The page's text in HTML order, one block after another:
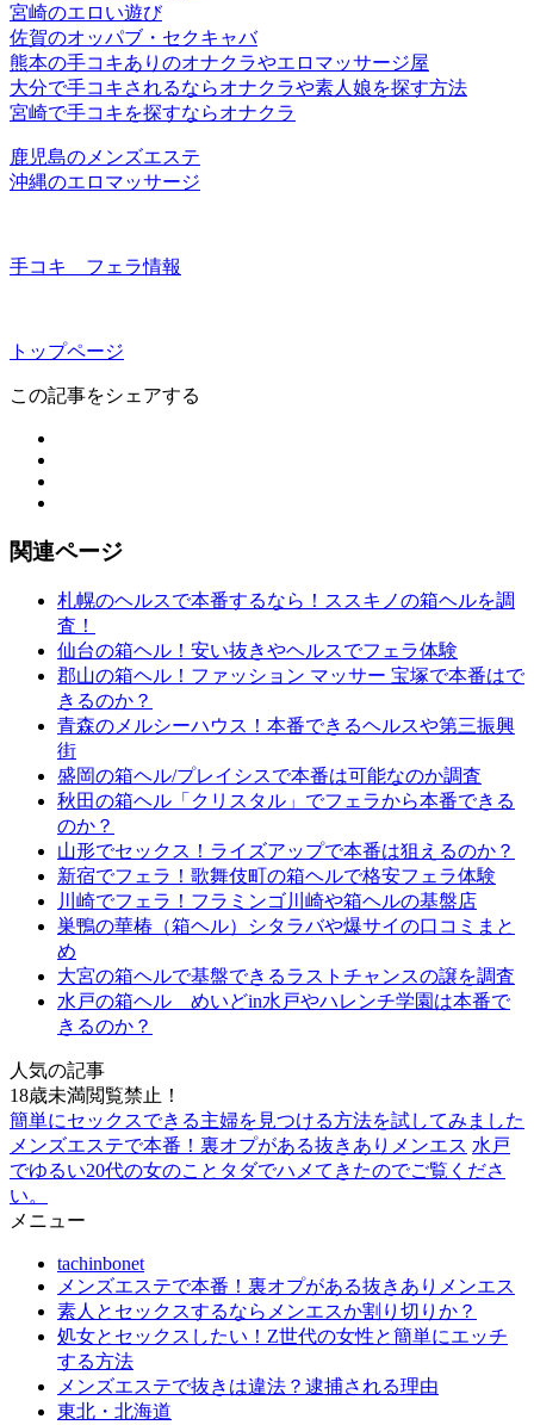
宮崎のエロい遊び
佐賀のオッパブ・セクキャバ
熊本の手コキありのオナクラやエロマッサージ屋
大分で手コキされるならオナクラや素人娘を探す方法
宮崎で手コキを探すならオナクラ
鹿児島のメンズエステ
沖縄のエロマッサージ
手コキ フェラ情報
トップページ
この記事をシェアする
関連ページ
札幌のヘルスで本番するなら！ススキノの箱ヘルを調
査！
仙台の箱ヘル！安い抜きやヘルスでフェラ体験
郡山の箱ヘル！ファッション マッサー 宝塚で本番はで
きるのか？
青森のメルシーハウス！本番できるヘルスや第三振興
街
盛岡の箱ヘル/プレイシスで本番は可能なのか調査
秋田の箱ヘル「クリスタル」でフェラから本番できる
のか？
山形でセックス！ライズアップで本番は狙えるのか？
新宿でフェラ！歌舞伎町の箱ヘルで格安フェラ体験
川崎でフェラ！フラミンゴ川崎や箱ヘルの基盤店
巣鴨の華椿（箱ヘル）シタラバや爆サイの口コミまと
め
大宮の箱ヘルで基盤できるラストチャンスの譲を調査
水戸の箱ヘル めいどin水戸やハレンチ学園は本番で
きるのか？
人気の記事
18歳未満閲覧禁止！
簡単にセックスできる主婦を見つける方法を試してみました
メンズエステで本番！裏オプがある抜きありメンエス 水戸
でゆるい20代の女のことタダでハメてきたのでご覧くださ
い。
メニュー
tachinbonet
メンズエステで本番！裏オプがある抜きありメンエス
素人とセックスするならメンエスか割り切りか？
処女とセックスしたい！Z世代の女性と簡単にエッチ
する方法
メンズエステで抜きは違法？逮捕される理由
東北・北海道